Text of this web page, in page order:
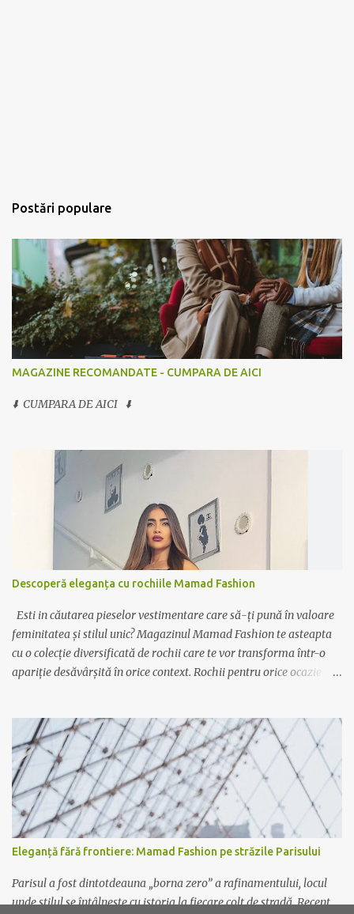
Postări populare
MAGAZINE RECOMANDATE - CUMPARA DE AICI
⬇️ CUMPARA DE AICI ⬇️
Descoperă eleganța cu rochiile Mamad Fashion
Esti in căutarea pieselor vestimentare care să-ți pună în valoare
feminitatea și stilul unic? Magazinul Mamad Fashion te asteapta
cu o colecție diversificată de rochii care te vor transforma într-o
apariție desăvârșită în orice context. Rochii pentru orice ocazie
Fashion are soluția potrivită pentru tine. De la rochiile lungi,
vaporoase și elegante, perfecte pentru evenimente formale, la
rochiile scurte și lejere, ideale pentru plimbările în oraș sau ieșirile
cu prietenii, colecția noastră acoperă toate gusturile și preferințele.
Calitate și rafinament Fiecare rochie Mamad Fashion este creată
cu atenție la detalii, folosind materiale de calitate superioară ce
oferă confort și durabilitate. Designul sofisticat și croiala
impecabilă fac din fiecare piesă un element distinctiv al garderobei
tale. Exprimă-ți personalitatea Lasă-te inspirată de culori
vibrante,...
Eleganță fără frontiere: Mamad Fashion pe străzile Parisului
Parisul a fost dintotdeauna „borna zero” a rafinamentului, locul
unde stilul se întâlnește cu istoria la fiecare colț de stradă. Recent,